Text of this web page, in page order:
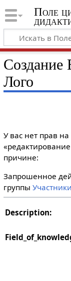
Поле
Создание
Лого
У вас нет прав
причине:
Запрошенное
группы Участники
Description: